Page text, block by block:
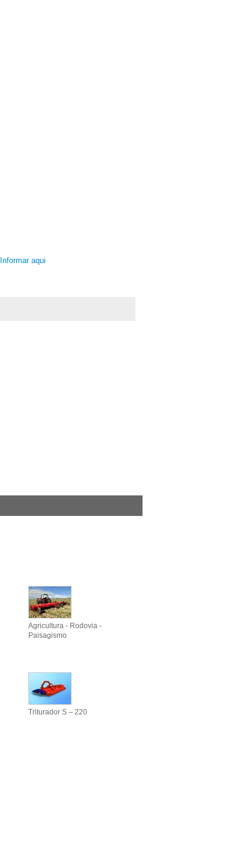
Informar aqui
Agricultura - Rodovia -
Paisagismo
Triturador S – 220